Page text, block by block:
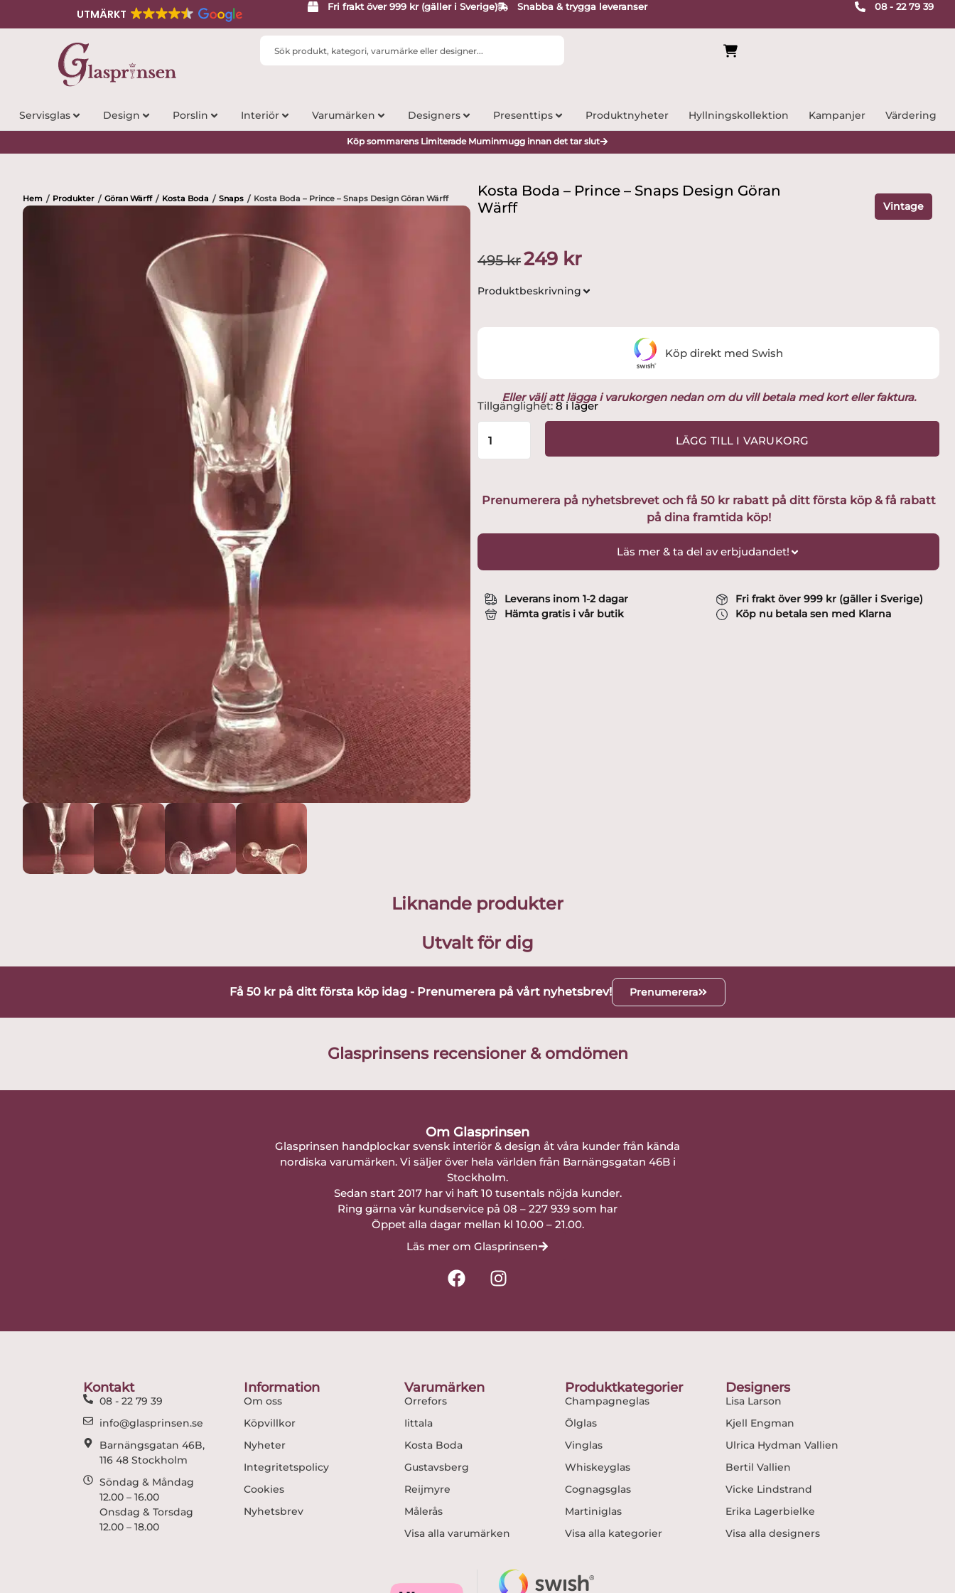
UTMÄRKT
Fri frakt över 999 kr (gäller i Sverige) Snabba & trygga leveranser 08 - 22 79 39
Search
Servisglas Design Porslin Interiör Varumärken Designers Presenttips Produktnyheter Hyllningskollektion Kampanjer Värdering
Köp sommarens Limiterade Muminmugg innan det tar slut
Hem / Produkter / Göran Wärff / Kosta Boda / Snaps / Kosta Boda – Prince – Snaps Design Göran Wärff
Kosta Boda – Prince – Snaps Design Göran
Wärff
Vintage
495kr Det
ursprungliga
priset
249 krDet
Produktbeskrivning
Eller välj att lägga i varukorgen nedan om du vill betala med kort eller faktura.
Tillgänglighet: 8 i lager
Kosta
Boda
Design
Wärff
LÄGG TILL I VARUKORG
Köp direkt med Swish
Prenumerera på nyhetsbrevet och få 50 kr rabatt på ditt första köp & få rabatt
på dina framtida köp!
Läs mer & ta del av erbjudandet!
Leverans inom 1-2 dagar
Hämta gratis i vår butik
Fri frakt över 999 kr (gäller i Sverige)
Köp nu betala sen med Klarna
Liknande produkter
Utvalt för dig
Få 50 kr på ditt första köp idag - Prenumerera på vårt nyhetsbrev! Prenumerera
Glasprinsens recensioner & omdömen
Om Glasprinsen
Glasprinsen handplockar svensk interiör & design åt våra kunder från kända
nordiska varumärken. Vi säljer över hela världen från Barnängsgatan 46B i
Stockholm.
Sedan start 2017 har vi haft 10 tusentals nöjda kunder.
Ring gärna vår kundservice på 08 – 227 939 som har
Öppet alla dagar mellan kl 10.00 – 21.00.
Läs mer om Glasprinsen
F
a
k
I
n
Kontakt
08 - 22 79 39
info@glasprinsen.se
Barnängsgatan 46B,
116 48 Stockholm
Söndag & Måndag
12.00 – 16.00
Onsdag & Torsdag
12.00 – 18.00
Information
Om oss
Köpvillkor
Nyheter
Integritetspolicy
Cookies
Nyhetsbrev
Varumärken
Orrefors
Iittala
Kosta Boda
Gustavsberg
Reijmyre
Målerås
Visa alla varumärken
Produktkategorier
Champagneglas
Ölglas
Vinglas
Whiskeyglas
Cognagsglas
Martiniglas
Visa alla kategorier
Designers
Lisa Larson
Kjell Engman
Ulrica Hydman Vallien
Bertil Vallien
Vicke Lindstrand
Erika Lagerbielke
Visa alla designers